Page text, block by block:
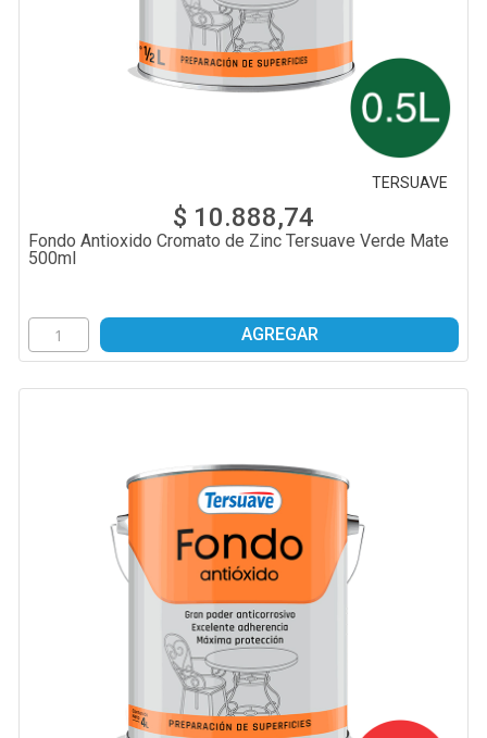
TERSUAVE
$ 10.888,74
Fondo Antioxido Cromato de Zinc Tersuave Verde Mate
500ml
AGREGAR